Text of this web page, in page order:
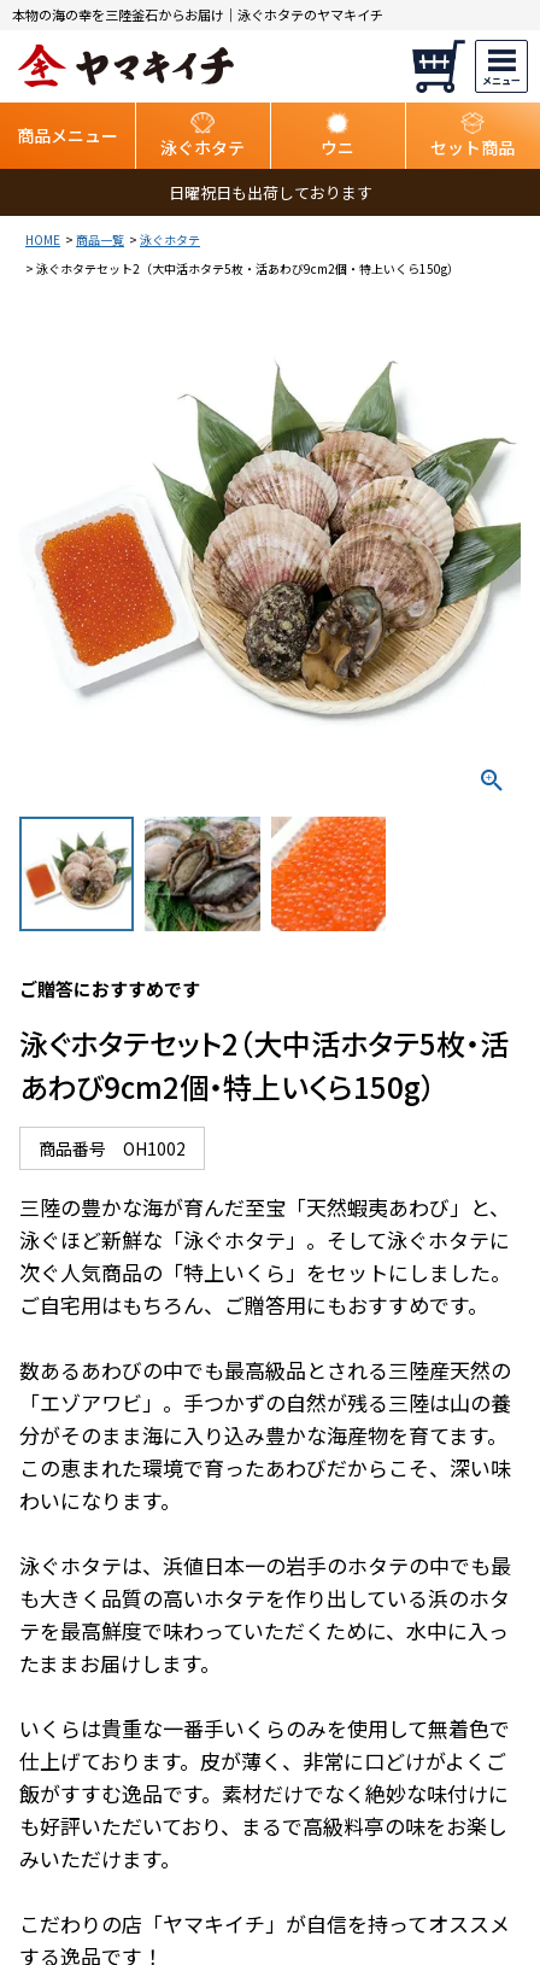
本物の海の幸を三陸釜石からお届け｜泳ぐホタテのヤマキイチ
商品メニュー 泳ぐホタテ ウニ セット商品
日曜祝日も出荷しております
HOME 商品一覧
泳ぐホタテ
泳ぐホタテセット2（大中活ホタテ5枚・活あわび9cm2個・特上いくら150g）
ご贈答におすすめです
泳ぐホタテセット2（大中活ホタテ5枚・活
あわび9cm2個・特上いくら150g）
商品番号 OH1002
三陸の豊かな海が育んだ至宝「天然蝦夷あわび」と、
泳ぐほど新鮮な「泳ぐホタテ」。そして泳ぐホタテに
次ぐ人気商品の「特上いくら」をセットにしました。
ご自宅用はもちろん、ご贈答用にもおすすめです。
数あるあわびの中でも最高級品とされる三陸産天然の
「エゾアワビ」。手つかずの自然が残る三陸は山の養
分がそのまま海に入り込み豊かな海産物を育てます。
この恵まれた環境で育ったあわびだからこそ、深い味
わいになります。
泳ぐホタテは、浜値日本一の岩手のホタテの中でも最
も大きく品質の高いホタテを作り出している浜のホタ
テを最高鮮度で味わっていただくために、水中に入っ
たままお届けします。
いくらは貴重な一番手いくらのみを使用して無着色で
仕上げております。皮が薄く、非常に口どけがよくご
飯がすすむ逸品です。素材だけでなく絶妙な味付けに
も好評いただいており、まるで高級料亭の味をお楽し
みいただけます。
こだわりの店「ヤマキイチ」が自信を持ってオススメ
する逸品です！